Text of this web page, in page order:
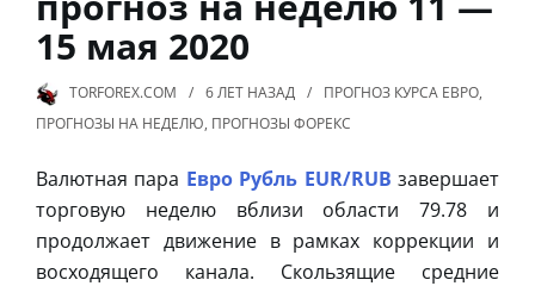
15 мая 2020
TORFOREX.COM 6 ЛЕТ НАЗАД ПРОГНОЗ КУРСА ЕВРО,
ПРОГНОЗЫ НА НЕДЕЛЮ, ПРОГНОЗЫ ФОРЕКС
Валютная пара Евро Рубль EUR/RUB завершает
торговую неделю вблизи области 79.78 и
продолжает движение в рамках коррекции и
восходящего канала. Скользящие средние